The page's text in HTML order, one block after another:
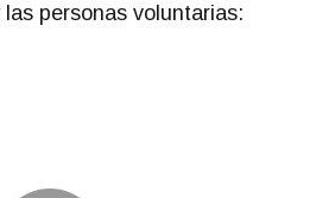
personas voluntarias: